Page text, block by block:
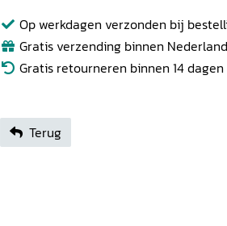
Op werkdagen verzonden bij
Gratis verzending binnen
Gratis retourneren binnen 14 dagen
Terug